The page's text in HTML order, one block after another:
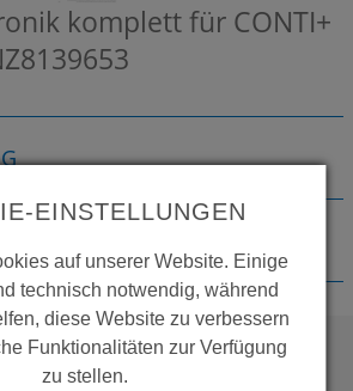
komplett für CONTI+
EINSTELLUNGEN
auf unserer Website. Einige
technisch notwendig, während
diese Website zu verbessern
Funktionalitäten zur Verfügung
zu stellen.